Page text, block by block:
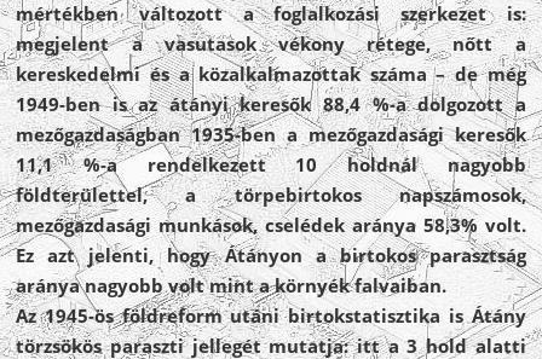
mértékben változott a foglalkozási szerkezet is:
megjelent a vasutasok vékony rétege, nőtt a
kereskedelmi és a közalkalmazottak száma – de még
1949-ben is az átányi keresők 88,4 %-a dolgozott a
mezőgazdaságban 1935-ben a mezőgazdasági keresők
11,1 %-a rendelkezett 10 holdnál nagyobb
földterülettel, a törpebirtokos napszámosok,
mezőgazdasági munkások, cselédek aránya 58,3% volt.
Ez azt jelenti, hogy Átányon a birtokos parasztság
aránya nagyobb volt mint a környék falvaiban.
Az 1945-ös földreform utáni birtokstatisztika is Átány
törzsökös paraszti jellegét mutatja: itt a 3 hold alatti